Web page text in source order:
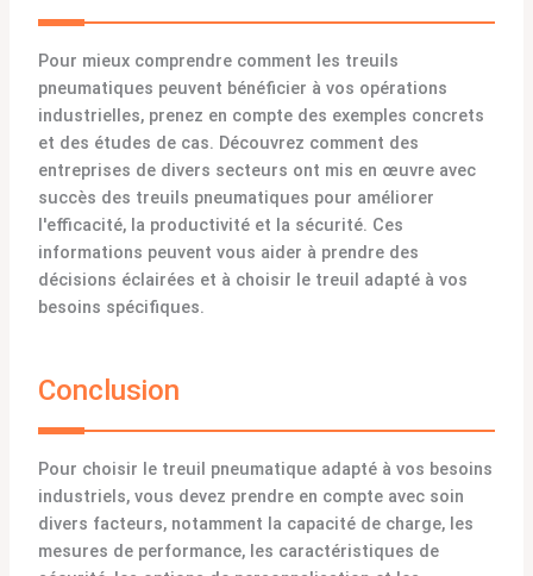
Pour mieux comprendre comment les treuils
pneumatiques peuvent bénéficier à vos opérations
industrielles, prenez en compte des exemples concrets
et des études de cas. Découvrez comment des
entreprises de divers secteurs ont mis en œuvre avec
succès des treuils pneumatiques pour améliorer
l'efficacité, la productivité et la sécurité. Ces
informations peuvent vous aider à prendre des
décisions éclairées et à choisir le treuil adapté à vos
besoins spécifiques.
Conclusion
Pour choisir le treuil pneumatique adapté à vos besoins
industriels, vous devez prendre en compte avec soin
divers facteurs, notamment la capacité de charge, les
mesures de performance, les caractéristiques de